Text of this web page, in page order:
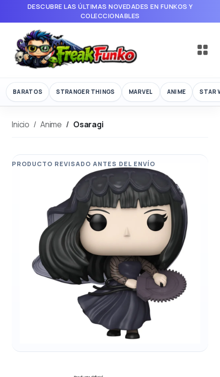
DESCUBRE LAS ÚLTIMAS NOVEDADES EN FUNKOS Y
COLECCIONABLES
BARATOS STRANGER THINGS MARVEL ANIME STAR
Inicio Anime Osaragi